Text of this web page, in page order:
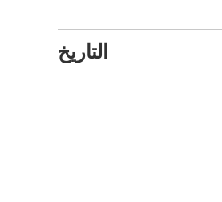
التاريخ